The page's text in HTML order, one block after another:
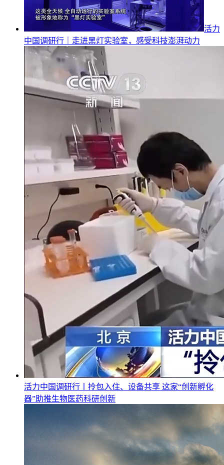
活力
中国调研行｜走进黑灯实验室，感受科技澎湃动力
活力中国调研行丨拎包入住、设备共享 这家“创新孵化
器”助推生物医药科研创新